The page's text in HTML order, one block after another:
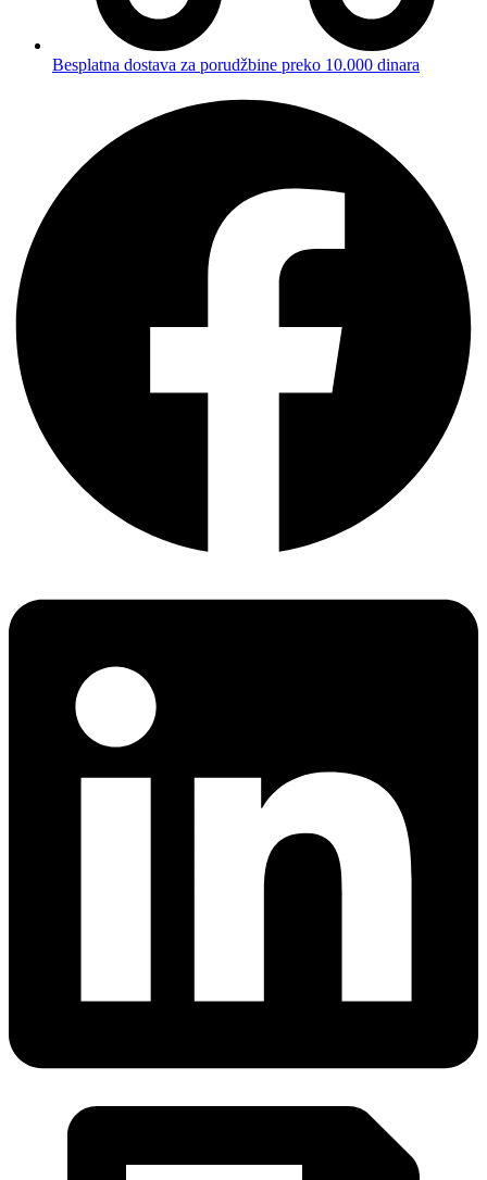
Besplatna dostava za porudžbine preko 10.000 dinara